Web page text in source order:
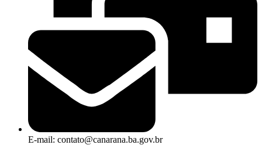
E-mail: contato@canarana.ba.gov.br